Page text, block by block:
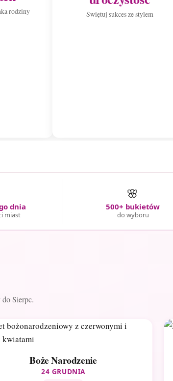
rodziny Świętuj sukces ze stylem
dnia
miast
🌸
500+ bukietów
do wyboru
Sierpc.
Boże Narodzenie
24 GRUDNIA